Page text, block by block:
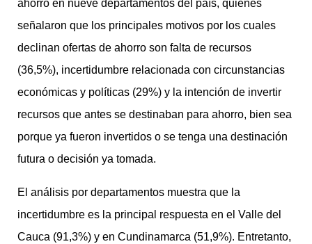
ahorro en nueve departamentos del país, quienes
señalaron que los principales motivos por los cuales
declinan ofertas de ahorro son falta de recursos
(36,5%), incertidumbre relacionada con circunstancias
económicas y políticas (29%) y la intención de invertir
recursos que antes se destinaban para ahorro, bien sea
porque ya fueron invertidos o se tenga una destinación
futura o decisión ya tomada.
El análisis por departamentos muestra que la
incertidumbre es la principal respuesta en el Valle del
Cauca (91,3%) y en Cundinamarca (51,9%). Entretanto,